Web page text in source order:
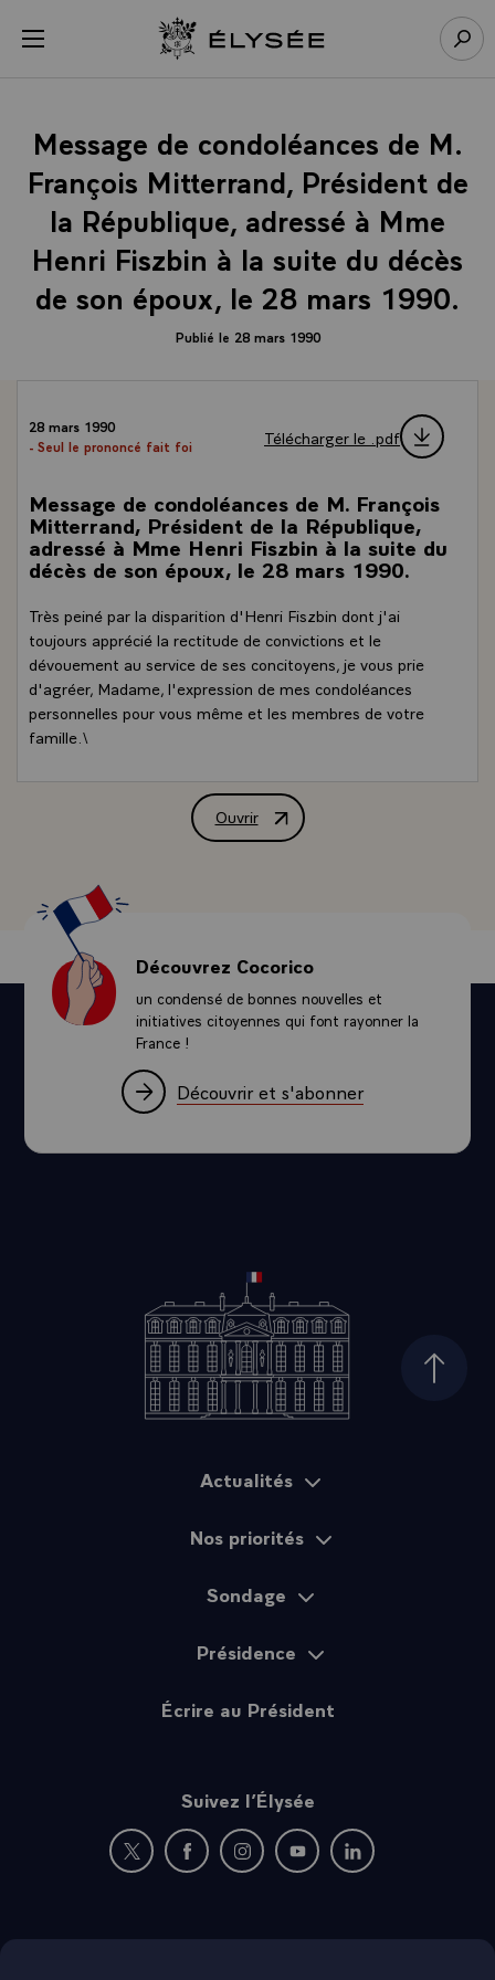
menu Retour à l’accueil Élysée
Message de condoléances de M.
François Mitterrand, Président de
la République, adressé à Mme
Henri Fiszbin à la suite du décès
de son époux, le 28 mars 1990.
Publié le 28 mars 1990
28 mars 1990
- Seul le prononcé fait foi
Télécharger le .pdf
Message de condoléances de M. François
Mitterrand, Président de la République,
adressé à Mme Henri Fiszbin à la suite du
décès de son époux, le 28 mars 1990.
Très peiné par la disparition d'Henri Fiszbin dont j'ai
toujours apprécié la rectitude de convictions et le
dévouement au service de ses concitoyens, je vous prie
d'agréer, Madame, l'expression de mes condoléances
personnelles pour vous même et les membres de votre
famille.\
Ouvrir
Message de condoléances de M.
Découvrez Cocorico
un condensé de bonnes nouvelles et
initiatives citoyennes qui font rayonner la
France !
Découvrir et s'abonner
Haut
Actualités
Nos priorités
Sondage
Présidence
Écrire au Président
Suivez l’Élysée
Nouvelle fenêtre : rejoignez-nous sur Twitter
Nouvelle fenêtre : rejoignez-nous sur
Nouvelle fenêtre : rejoignez-nous
Nouvelle fenêtre :
Nouvelle fenêtre :
Panneau de gestion des cookies